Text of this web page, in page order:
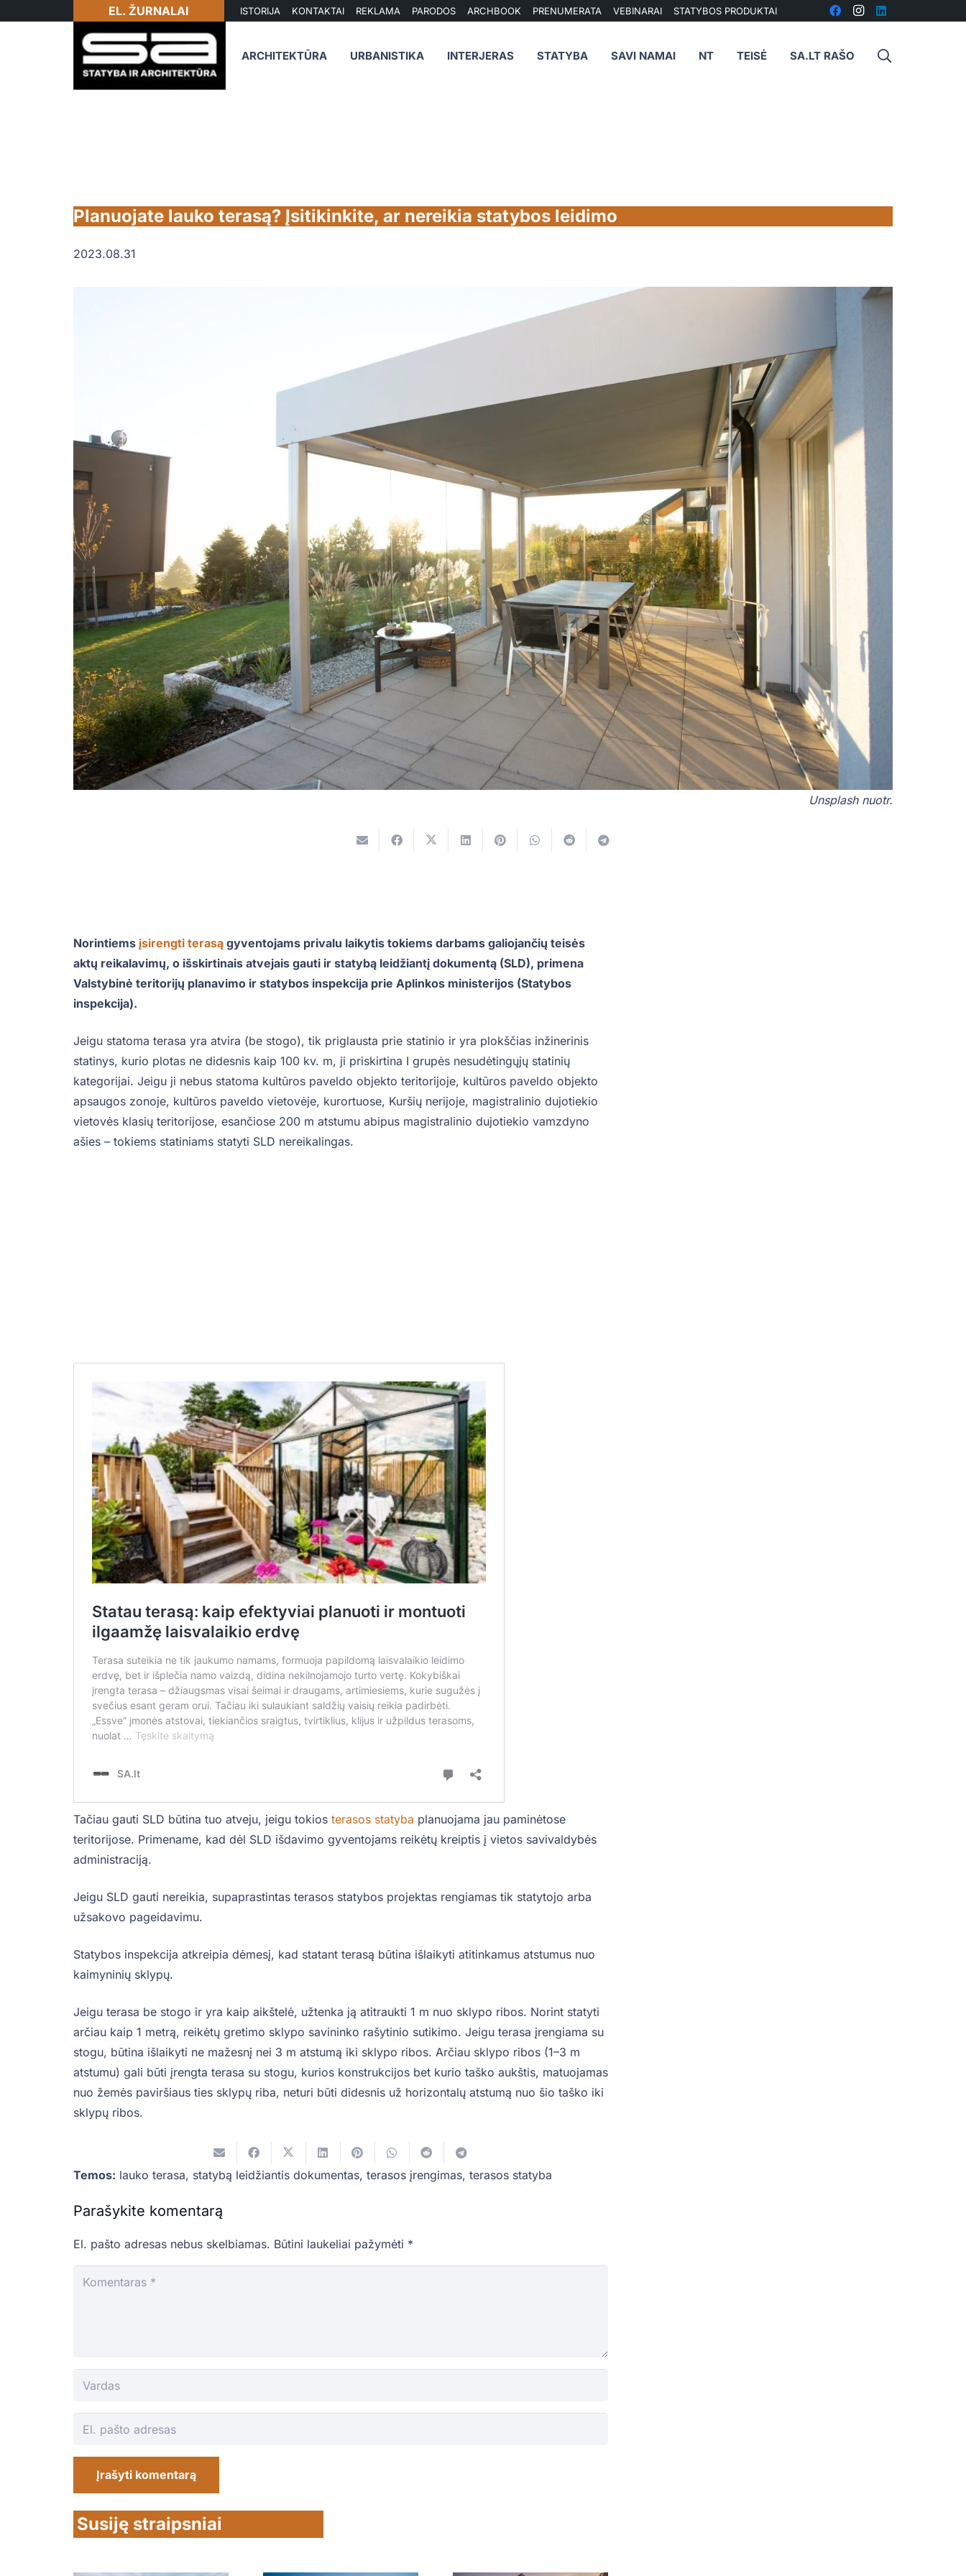
EL. ŽURNALAI ISTORIJA KONTAKTAI REKLAMA PARODOS ARCHBOOK PRENUMERATA VEBINARAI STATYBOS PRODUKTAI
ARCHITEKTŪRA URBANISTIKA INTERJERAS STATYBA SAVI NAMAI NT TEISĖ SA.LT RAŠO
Planuojate lauko terasą? Įsitikinkite, ar nereikia statybos leidimo
2023.08.31
Unsplash nuotr.
Norintiems įsirengti terasą gyventojams privalu laikytis tokiems darbams galiojančių teisės
aktų reikalavimų, o išskirtinais atvejais gauti ir statybą leidžiantį dokumentą (SLD), primena
Valstybinė teritorijų planavimo ir statybos inspekcija prie Aplinkos ministerijos (Statybos
inspekcija).
Jeigu statoma terasa yra atvira (be stogo), tik priglausta prie statinio ir yra plokščias inžinerinis
statinys, kurio plotas ne didesnis kaip 100 kv. m, ji priskirtina I grupės nesudėtingųjų statinių
kategorijai. Jeigu ji nebus statoma kultūros paveldo objekto teritorijoje, kultūros paveldo objekto
apsaugos zonoje, kultūros paveldo vietovėje, kurortuose, Kuršių nerijoje, magistralinio dujotiekio
vietovės klasių teritorijose, esančiose 200 m atstumu abipus magistralinio dujotiekio vamzdyno
ašies – tokiems statiniams statyti SLD nereikalingas.
Tačiau gauti SLD būtina tuo atveju, jeigu tokios terasos statyba planuojama jau paminėtose
teritorijose. Primename, kad dėl SLD išdavimo gyventojams reikėtų kreiptis į vietos savivaldybės
administraciją.
Jeigu SLD gauti nereikia, supaprastintas terasos statybos projektas rengiamas tik statytojo arba
užsakovo pageidavimu.
Statybos inspekcija atkreipia dėmesį, kad statant terasą būtina išlaikyti atitinkamus atstumus nuo
kaimyninių sklypų.
Jeigu terasa be stogo ir yra kaip aikštelė, užtenka ją atitraukti 1 m nuo sklypo ribos. Norint statyti
arčiau kaip 1 metrą, reikėtų gretimo sklypo savininko rašytinio sutikimo. Jeigu terasa įrengiama su
stogu, būtina išlaikyti ne mažesnį nei 3 m atstumą iki sklypo ribos. Arčiau sklypo ribos (1–3 m
atstumu) gali būti įrengta terasa su stogu, kurios konstrukcijos bet kurio taško aukštis, matuojamas
nuo žemės paviršiaus ties sklypų riba, neturi būti didesnis už horizontalų atstumą nuo šio taško iki
sklypų ribos.
Temos: lauko terasa, statybą leidžiantis dokumentas, terasos įrengimas, terasos statyba
Parašykite komentarą
El. pašto adresas nebus skelbiamas. Būtini laukeliai pažymėti *
Įrašyti komentarą
Susiję straipsniai